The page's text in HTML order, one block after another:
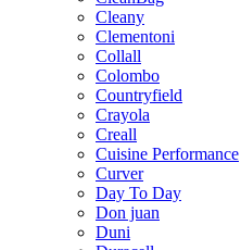
Cleany
Clementoni
Collall
Colombo
Countryfield
Crayola
Creall
Cuisine Performance
Curver
Day To Day
Don juan
Duni